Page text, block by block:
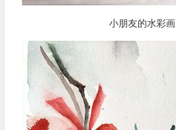
小朋友的水彩画